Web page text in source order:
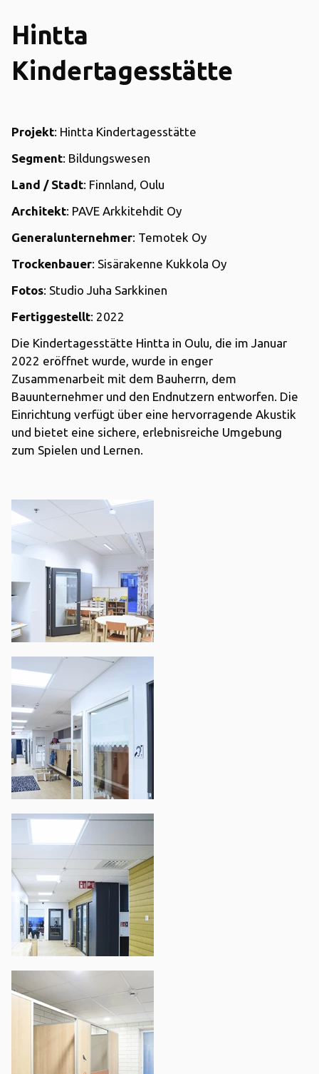
Hintta
Kindertagesstätte
Projekt: Hintta Kindertagesstätte
Segment: Bildungswesen
Land / Stadt: Finnland, Oulu
Architekt: PAVE Arkkitehdit Oy
Generalunternehmer: Temotek Oy
Trockenbauer: Sisärakenne Kukkola Oy
Fotos: Studio Juha Sarkkinen
Fertiggestellt: 2022
Die Kindertagesstätte Hintta in Oulu, die im Januar
2022 eröffnet wurde, wurde in enger
Zusammenarbeit mit dem Bauherrn, dem
Bauunternehmer und den Endnutzern entworfen. Die
Einrichtung verfügt über eine hervorragende Akustik
und bietet eine sichere, erlebnisreiche Umgebung
zum Spielen und Lernen.